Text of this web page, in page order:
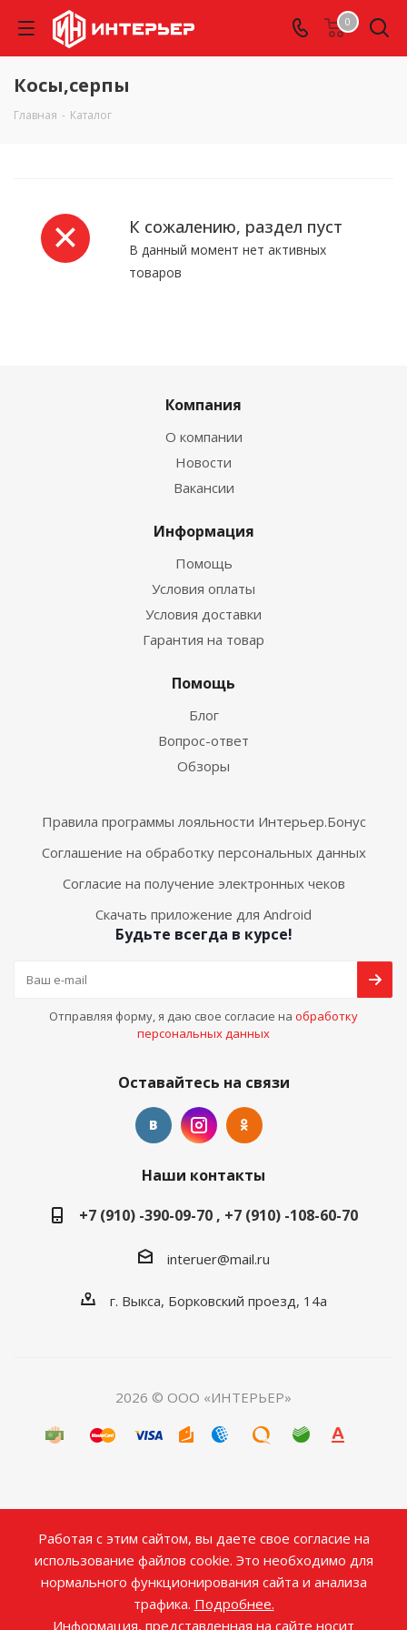
0
Косы,серпы
Главная - Каталог
К сожалению, раздел пуст
В данный момент нет активных
товаров
Компания
О компании
Новости
Вакансии
Информация
Помощь
Условия оплаты
Условия доставки
Гарантия на товар
Помощь
Блог
Вопрос-ответ
Обзоры
Правила программы лояльности Интерьер.Бонус
Соглашение на обработку персональных данных
Согласие на получение электронных чеков
Скачать приложение для Android
Будьте всегда в курсе!
Отправляя форму, я даю свое согласие на обработку
персональных данных
Оставайтесь на связи
Наши контакты
+7 (910) -390-09-70 , +7 (910) -108-60-70
interuer@mail.ru
г. Выкса, Борковский проезд, 14а
2026 © ООО «ИНТЕРЬЕР»
Работая с этим сайтом, вы даете свое согласие на
использование файлов cookie. Это необходимо для
нормального функционирования сайта и анализа
трафика. Подробнее.
Информация, представленная на сайте носит